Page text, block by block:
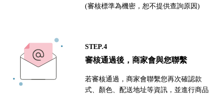
(審核標準為機密，恕不提供查詢原因)
STEP.4
審核通過後，商家會與您聯繫
若審核通過，商家會聯繫您再次確認款
式、顏色、配送地址等資訊，並進行商品